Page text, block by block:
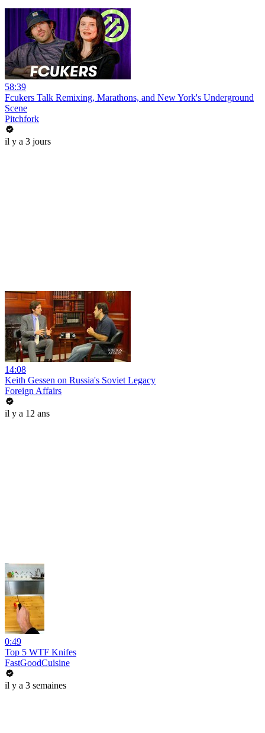
58:39
Fcukers Talk Remixing, Marathons, and New York's Underground
Scene
Pitchfork
il y a 3 jours
14:08
Keith Gessen on Russia's Soviet Legacy
Foreign Affairs
il y a 12 ans
0:49
Top 5 WTF Knifes
FastGoodCuisine
il y a 3 semaines